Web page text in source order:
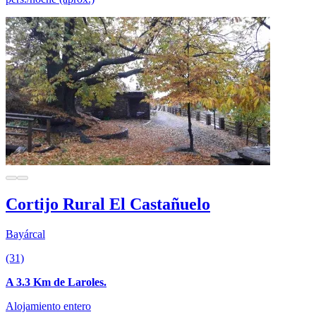
Cortijo Rural El Castañuelo
Bayárcal
(31)
A 3.3 Km de Laroles.
Alojamiento entero